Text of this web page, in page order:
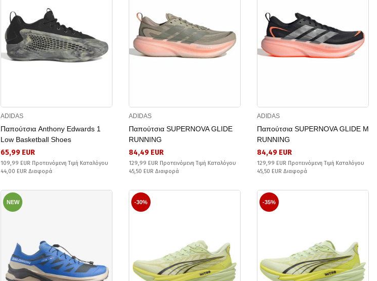
ADIDAS
Παπούτσια Anthony Edwards 1
Low Basketball Shoes
65,99 EUR
109,99 EUR Προτεινόμενη Τιμή Καταλόγου
44,00 EUR Διαφορά
ADIDAS
Παπούτσια SUPERNOVA GLIDE
RUNNING
84,49 EUR
129,99 EUR Προτεινόμενη Τιμή Καταλόγου
45,50 EUR Διαφορά
ADIDAS
Παπούτσια SUPERNOVA GLIDE M
RUNNING
84,49 EUR
129,99 EUR Προτεινόμενη Τιμή Καταλόγου
45,50 EUR Διαφορά
NEW -30% -35%